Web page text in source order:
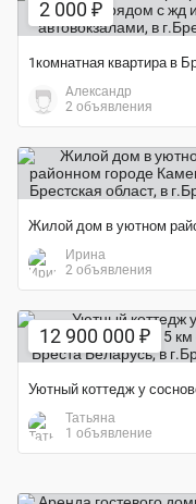
2 000 ₽
Aлександр
2 объявления
Ирина
2 объявления
12 900 000 ₽
Татьяна
1 объявление